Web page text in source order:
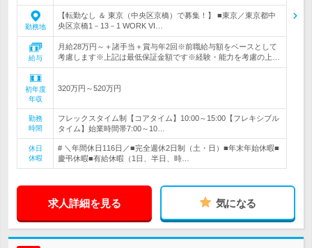
勤務地
【転勤なし ＆ 東京（中央区京橋）で募集！】 ■東京／東京都中
央区京橋1－13－1 WORK VI…
給与
月給28万円～＋諸手当＋賞与年2回※前職給与額をベースとして
考慮します※上記は最低保証金額です※経験・能力を考慮の上…
初年度
年収
320万円～520万円
勤務
時間
フレックスタイム制【コアタイム】10:00～15:00【フレキシブル
タイム】始業時間帯7:00～10…
休日
休暇
# ＼年間休日116日／■完全週休2日制（土・日）■年末年始休暇■
慶弔休暇■有給休暇（1日、半日、時…
求人詳細を見る 気になる